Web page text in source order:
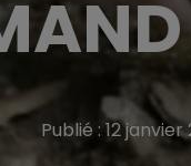
Publié : 12 janvier